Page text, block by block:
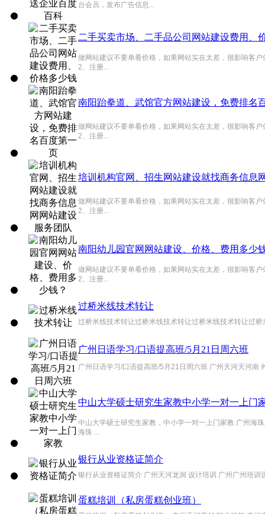
台会员，发布广告信息...
二手买卖市场、二手品公司网站建设费用、
做网站建议不要单看价格，如果网站实在太差，很影响客
2、注册...
南阳跆拳道、武馆官方网站建设，免费排名
做网站建议不要单看价格，如果网站实在太差，很影响客
2、注册...
培训机构官网、招生网站建设就找商务信息
做网站建议不要单看价格，如果网站实在太差，很影响客
2、注册...
南阳幼儿园官网网站建设、价格、费用多少
做网站建议不要单看价格，如果网站实在太差，很影响客
2、注册...
过桥米线技术转让
过桥米线技术转让过桥米线技术转让过桥米线技术转让过
广州日语学习/口语提高班/5月21日周六班
广州日语学习/口语提高班/5月21日周六班 广州天河天河南
中山大学硕士研究生家教中小学一对一上门
中山大学硕士研究生家教，中小学一对一上门家教 广州海
海珠 ...
银行从业资格证简介
银行从业资格证简介 广州天河龙洞 设计培训 广州广州培
蛋糕培训（私房蛋糕创业班）